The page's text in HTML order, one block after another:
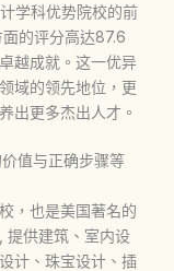
学科优势院校的前
的评分高达87.6
越成就。这一优异
域的领先地位，更
出更多杰出人才。
值与正确步骤等
，也是美国著名的
提供建筑、室内设
计、珠宝设计、插